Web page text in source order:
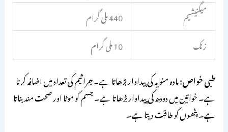
میگنیشیم
440 ملی گرام
زنک
10 ملی گرام
طبی خواص:مادہ منویہ کی پیداوار بڑھاتا ہے۔ جراثیم کی تعداد میں اضافہ کرتا
ہے۔ خواتین میں دودھ کی پیداوار بڑھاتا ہے۔ جسم کو موٹا اور صحت مند بناتا
ہے۔ پٹھوں کو طاقت دیتا ہے۔